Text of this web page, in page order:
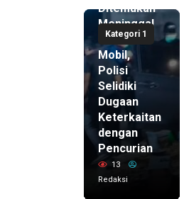
Kategori 1
Ditemukan
Meninggal
di Dalam
Mobil,
Polisi
Selidiki
Dugaan
Keterkaitan
dengan
Pencurian
13
Redaksi